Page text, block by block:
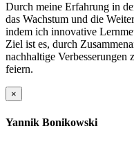
Durch meine Erfahrung in
das Wachstum und die
indem ich innovative
Ziel ist es, durch
nachhaltige Verbesserungen
feiern.
×
Yannik Bonikowski